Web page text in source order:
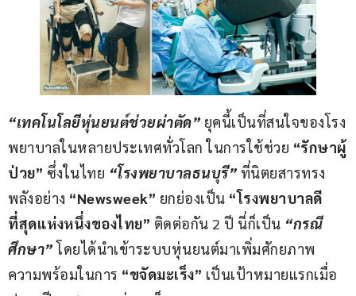
“เทคโนโลยีหุ่นยนต์ช่วยผ่าตัด” ยุคนี้เป็นที่สนใจของโรง
พยาบาลในหลายประเทศทั่วโลก ในการใช้ช่วย “รักษาผู้
ป่วย” ซึ่งในไทย “โรงพยาบาลธนบุรี” ที่นิตยสารทรง
พลังอย่าง “Newsweek” ยกย่องเป็น “โรงพยาบาลดี
ที่สุดแห่งหนึ่งของไทย” ติดต่อกัน 2 ปี นี่ก็เป็น “กรณี
ศึกษา” โดยได้นำเข้าระบบหุ่นยนต์มาเพิ่มศักยภาพ
ความพร้อมในการ “ขจัดมะเร็ง” เป็นเป้าหมายแรกเมื่อ